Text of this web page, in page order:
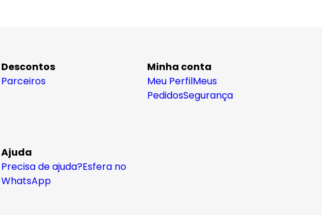
Descontos
Parceiros
Minha conta
Meu PerfilMeus
PedidosSegurança
Ajuda
Precisa de ajuda?Esfera no
WhatsApp